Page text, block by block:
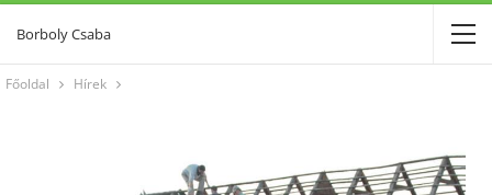
Borboly Csaba
Főoldal Hírek